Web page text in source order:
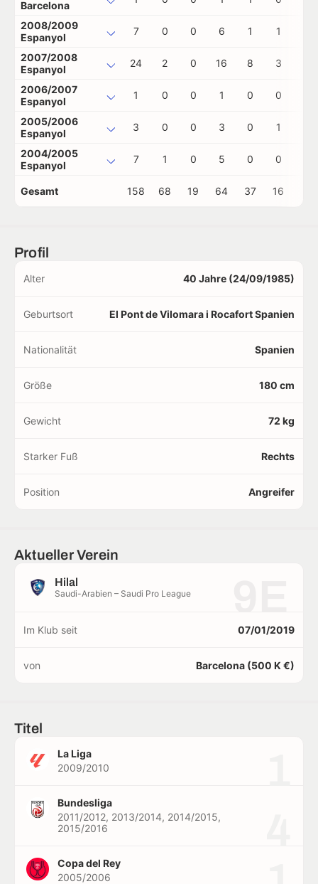
Barcelona
2008/2009
Espanyol
7 0 0 6 1 1
2007/2008
Espanyol
24 2 0 16 8 3
2006/2007
Espanyol
1 0 0 1 0 0
2005/2006
Espanyol
3 0 0 3 0 1
2004/2005
Espanyol
7 1 0 5 0 0
Gesamt 158 68 19 64 37 16
Profil
Alter 40 Jahre (24/09/1985)
Geburtsort El Pont de Vilomara i Rocafort Spanien
Nationalität Spanien
Größe 180 cm
Gewicht 72 kg
Starker Fuß Rechts
Position Angreifer
Aktueller Verein
Hilal
Saudi-Arabien – Saudi Pro League
Im Klub seit 07/01/2019
von Barcelona (500 K €)
Titel
La Liga
2009/2010
Bundesliga
2011/2012, 2013/2014, 2014/2015,
2015/2016
Copa del Rey
2005/2006